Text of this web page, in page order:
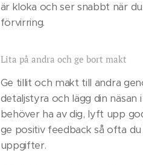
är kloka och ser snabbt när
förvirring.
Lita på andra och ge bort makt
Ge tillit och makt till andra
detaljstyra och lägg din
behöver ha av dig, lyft upp
ge positiv feedback så ofta
uppgifter.